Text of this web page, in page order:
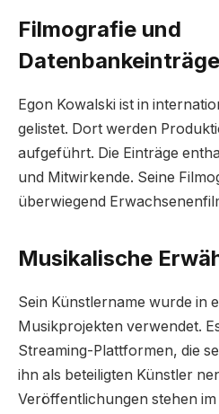
Filmografie und
Datenbankeinträge
Egon Kowalski ist in
gelistet. Dort werden
aufgeführt. Die Einträge
und Mitwirkende. Seine
überwiegend
Musikalische
Sein Künstlername wurde in
Musikprojekten verwendet.
Streaming-Plattformen, die
ihn als beteiligten Künstler
Veröffentlichungen stehen